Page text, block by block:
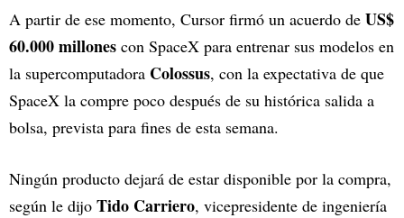
A partir de ese momento, Cursor firmó un acuerdo de US$
60.000 millones con SpaceX para entrenar sus modelos en
la supercomputadora Colossus, con la expectativa de que
SpaceX la compre poco después de su histórica salida a
bolsa, prevista para fines de esta semana.
Ningún producto dejará de estar disponible por la compra,
según le dijo Tido Carriero, vicepresidente de ingeniería